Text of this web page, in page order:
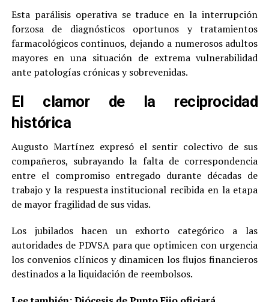
Esta parálisis operativa se traduce en la interrupción
forzosa de diagnósticos oportunos y tratamientos
farmacológicos continuos, dejando a numerosos adultos
mayores en una situación de extrema vulnerabilidad
ante patologías crónicas y sobrevenidas.
El clamor de la reciprocidad
histórica
Augusto Martínez expresó el sentir colectivo de sus
compañeros, subrayando la falta de correspondencia
entre el compromiso entregado durante décadas de
trabajo y la respuesta institucional recibida en la etapa
de mayor fragilidad de sus vidas.
Los jubilados hacen un exhorto categórico a las
autoridades de PDVSA para que optimicen con urgencia
los convenios clínicos y dinamicen los flujos financieros
destinados a la liquidación de reembolsos.